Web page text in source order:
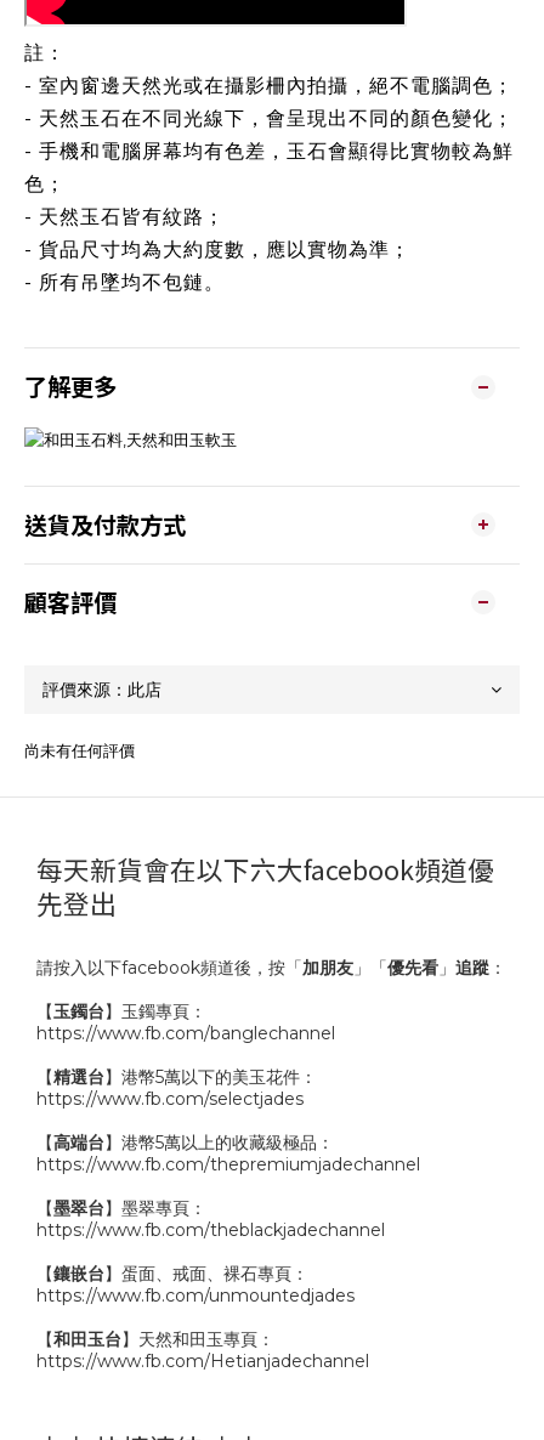
註：
- 室內窗邊天然光或在攝影柵內拍攝，絕不電腦調色；
- 天然玉石在不同光線下，會呈現出不同的顏色變化；
- 手機和電腦屏幕均有色差，玉石會顯得比實物較為鮮
色；
- 天然玉石皆有紋路；
- 貨品尺寸均為大約度數，應以實物為準；
- 所有吊墜均不包鏈。
了解更多
送貨及付款方式
顧客評價
尚未有任何評價
每天新貨會在以下六大facebook頻道優
先登出
請按入以下facebook頻道後，按「加朋友 」「優先看 」 追蹤 ：
【玉鐲台】玉鐲專頁：
https://www.fb.com/banglechannel
【精選台】港幣5萬以下的美玉花件：
https://www.fb.com/selectjades
【高端台】港幣5萬以上的收藏級極品：
https://www.fb.com/thepremiumjadechannel
【墨翠台】墨翠專頁：
https://www.fb.com/theblackjadechannel
【鑲嵌台】蛋面、戒面、裸石專頁：
https://www.fb.com/unmountedjades
【和田玉台】天然和田玉專頁：
https://www.fb.com/Hetianjadechannel